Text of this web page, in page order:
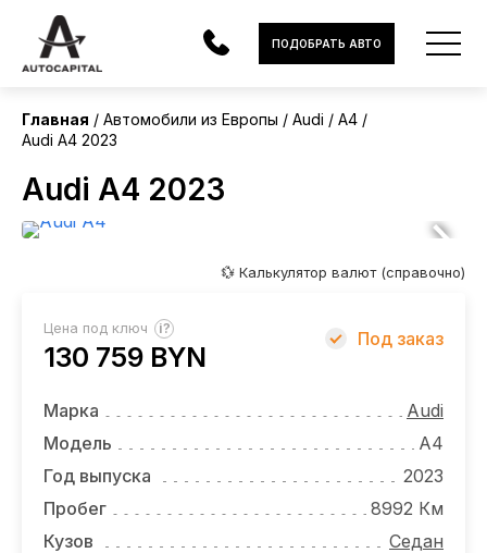
АВТОМОБИЛИ
ЭЛЕКТРОМОБИЛИ
УСЛУГИ
НОВОСТИ
ОТЗЫВЫ
ВАКАНСИИ
ПОДОБРАТЬ АВТО
Главная Автомобили из Европы Audi
A4
Audi A4 2023
Audi A4 2023
Европа
💱 Калькулятор валют (справочно)
Цена под ключ ?
130 759 BYN
Под заказ
Марка
Audi
Модель
A4
Год выпуска
2023
Пробег
8992 Км
Кузов
Седан